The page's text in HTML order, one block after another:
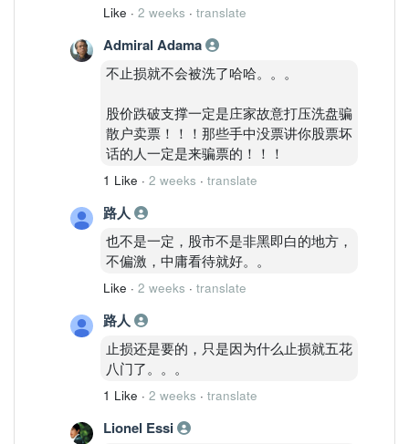
Like · 2 weeks · translate
Admiral Adama
不止损就不会被洗了哈哈。。。
股价跌破支撑一定是庄家故意打压洗盘骗
散户卖票！！！那些手中没票讲你股票坏
话的人一定是来骗票的！！！
1 Like · 2 weeks · translate
路人
也不是一定，股市不是非黑即白的地方，
不偏激，中庸看待就好。。
Like · 2 weeks · translate
路人
止损还是要的，只是因为什么止损就五花
八门了。。。
1 Like · 2 weeks · translate
Lionel Essi